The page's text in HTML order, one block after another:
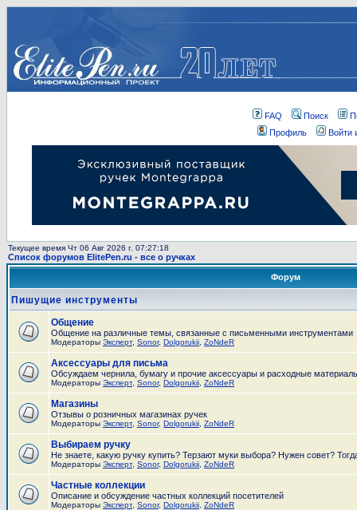
FAQ Поиск
Профиль
Войти
Текущее время Чт 06 Авг 2026 г. 07:27:18
Список форумов ElitePen.ru - все о ручках
Форум
Пишущие инструменты
Общение
Общение на различные темы, связанные с письменными инструментами
Модераторы Эксперт, Sonor, Dolgorukii ZoNdeR
Аксессуары для письма
Обсуждаем чернила, бумагу и прочие аксессуары и расходные
Модераторы Эксперт, Sonor, Dolgorukii ZoNdeR
Магазины
Отзывы о розничных магазинах ручек
Модераторы Эксперт, Sonor, Dolgorukii ZoNdeR
Выбираем ручку
Не знаете, какую ручку купить? Терзают муки выбора? Нужен совет?
Модераторы Эксперт, Sonor, Dolgorukii ZoNdeR
Частные коллекции
Описание и обсуждение частных коллекций посетителей
Модераторы Эксперт, Sonor, Dolgorukii ZoNdeR